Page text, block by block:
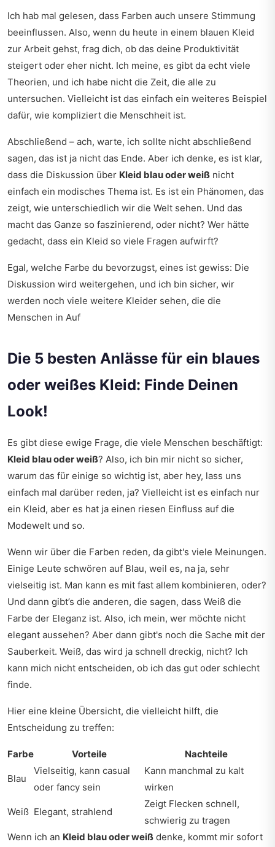
Ich hab mal gelesen, dass Farben auch unsere Stimmung
beeinflussen. Also, wenn du heute in einem blauen Kleid
zur Arbeit gehst, frag dich, ob das deine Produktivität
steigert oder eher nicht. Ich meine, es gibt da echt viele
Theorien, und ich habe nicht die Zeit, die alle zu
untersuchen. Vielleicht ist das einfach ein weiteres Beispiel
dafür, wie kompliziert die Menschheit ist.
Abschließend – ach, warte, ich sollte nicht abschließend
sagen, das ist ja nicht das Ende. Aber ich denke, es ist klar,
dass die Diskussion über Kleid blau oder weiß nicht
einfach ein modisches Thema ist. Es ist ein Phänomen, das
zeigt, wie unterschiedlich wir die Welt sehen. Und das
macht das Ganze so faszinierend, oder nicht? Wer hätte
gedacht, dass ein Kleid so viele Fragen aufwirft?
Egal, welche Farbe du bevorzugst, eines ist gewiss: Die
Diskussion wird weitergehen, und ich bin sicher, wir
werden noch viele weitere Kleider sehen, die die
Menschen in Auf
Die 5 besten Anlässe für ein blaues
oder weißes Kleid: Finde Deinen
Look!
Es gibt diese ewige Frage, die viele Menschen beschäftigt:
Kleid blau oder weiß? Also, ich bin mir nicht so sicher,
warum das für einige so wichtig ist, aber hey, lass uns
einfach mal darüber reden, ja? Vielleicht ist es einfach nur
ein Kleid, aber es hat ja einen riesen Einfluss auf die
Modewelt und so.
Wenn wir über die Farben reden, da gibt's viele Meinungen.
Einige Leute schwören auf Blau, weil es, na ja, sehr
vielseitig ist. Man kann es mit fast allem kombinieren, oder?
Und dann gibt’s die anderen, die sagen, dass Weiß die
Farbe der Eleganz ist. Also, ich mein, wer möchte nicht
elegant aussehen? Aber dann gibt's noch die Sache mit der
Sauberkeit. Weiß, das wird ja schnell dreckig, nicht? Ich
kann mich nicht entscheiden, ob ich das gut oder schlecht
finde.
Hier eine kleine Übersicht, die vielleicht hilft, die
Entscheidung zu treffen:
Farbe Vorteile Nachteile
Blau
Vielseitig, kann casual
oder fancy sein
Kann manchmal zu kalt
wirken
Weiß Elegant, strahlend
Zeigt Flecken schnell,
schwierig zu tragen
Wenn ich an Kleid blau oder weiß denke, kommt mir sofort